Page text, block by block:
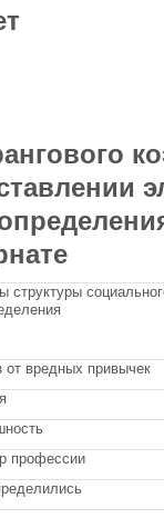
структуры
от вредных привычек
профессии